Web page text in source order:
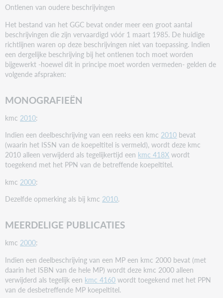
Ontlenen van oudere beschrijvingen
Het bestand van het GGC bevat onder meer een groot aantal
beschrijvingen die zijn vervaardigd vóór 1 maart 1985. De huidige
richtlijnen waren op deze beschrijvingen niet van toepassing. Indien
een dergelijke beschrijving bij het ontlenen toch moet worden
bijgewerkt -hoewel dit in principe moet worden vermeden- gelden de
volgende afspraken:
MONOGRAFIEËN
kmc 2010:
Indien een deelbeschrijving van een reeks een kmc 2010 bevat
(waarin het ISSN van de koepeltitel is vermeld), wordt deze kmc
2010 alleen verwijderd als tegelijkertijd een kmc 418X wordt
toegekend met het PPN van de betreffende koepeltitel.
kmc 2000:
Dezelfde opmerking als bij kmc 2010.
MEERDELIGE PUBLICATIES
kmc 2000:
Indien een deelbeschrijving van een MP een kmc 2000 bevat (met
daarin het ISBN van de hele MP) wordt deze kmc 2000 alleen
verwijderd als tegelijk een kmc 4160 wordt toegekend met het PPN
van de desbetreffende MP koepeltitel.